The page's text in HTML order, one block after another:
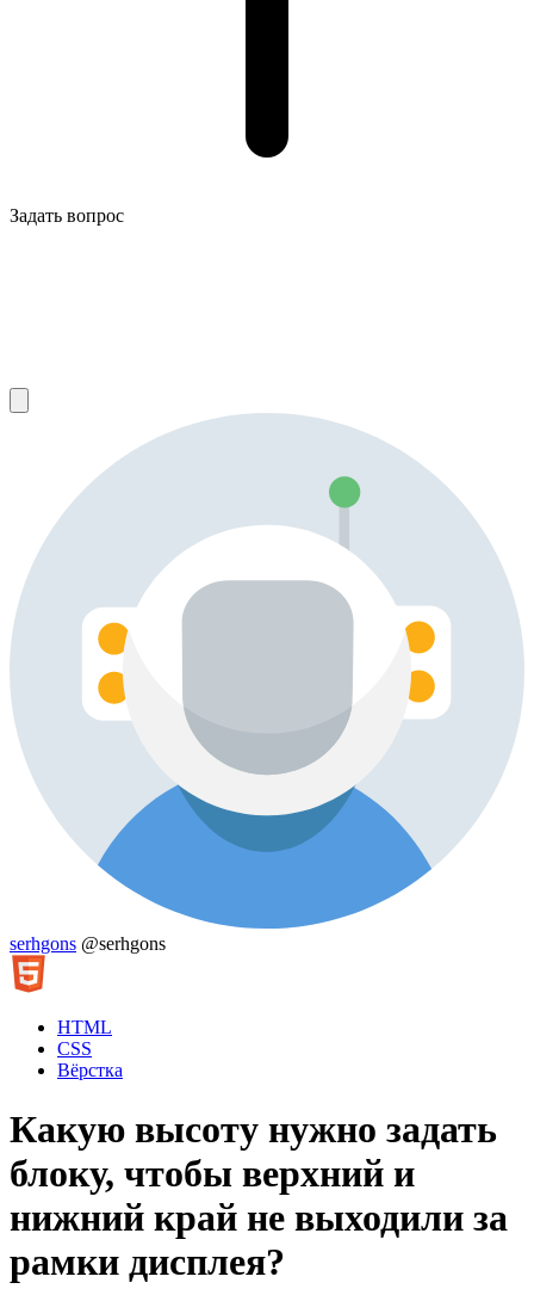
Задать вопрос
serhgons @serhgons
HTML
CSS
Вёрстка
Какую высоту нужно задать
блоку, чтобы верхний и
нижний край не выходили за
рамки дисплея?